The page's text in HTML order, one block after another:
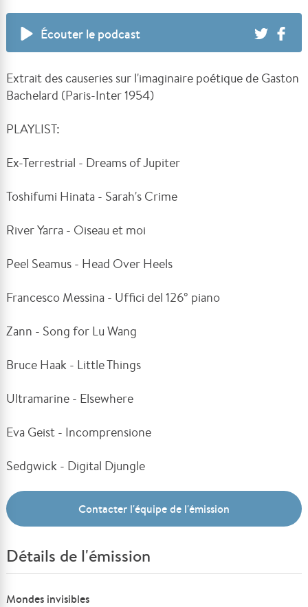
Écouter le podcast
Extrait des causeries sur l'imaginaire poétique de Gaston
Bachelard (Paris-Inter 1954)
PLAYLIST:
Ex-Terrestrial - Dreams of Jupiter
Toshifumi Hinata - Sarah's Crime
River Yarra - Oiseau et moi
Peel Seamus - Head Over Heels
Francesco Messina - Uffici del 126° piano
Zann - Song for Lu Wang
Bruce Haak - Little Things
Ultramarine - Elsewhere
Eva Geist - Incomprensione
Sedgwick - Digital Djungle
Contacter l'équipe de l'émission
Détails de l'émission
Mondes invisibles